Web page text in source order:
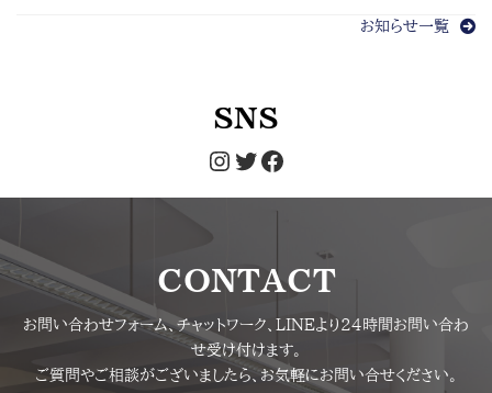
お知らせ一覧
SNS
Instagram
Twitter
Facebook
CONTACT
お問い合わせフォーム、チャットワーク、LINEより24時間お問い合わ
せ受け付けます。
ご質問やご相談がございましたら、お気軽にお問い合せください。